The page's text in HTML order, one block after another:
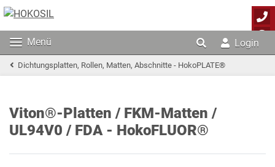
Menü Login
Dichtungsplatten, Rollen, Matten, Abschnitte - HokoPLATE®
Viton®-Platten / FKM-Matten /
UL94V0 / FDA - HokoFLUOR®